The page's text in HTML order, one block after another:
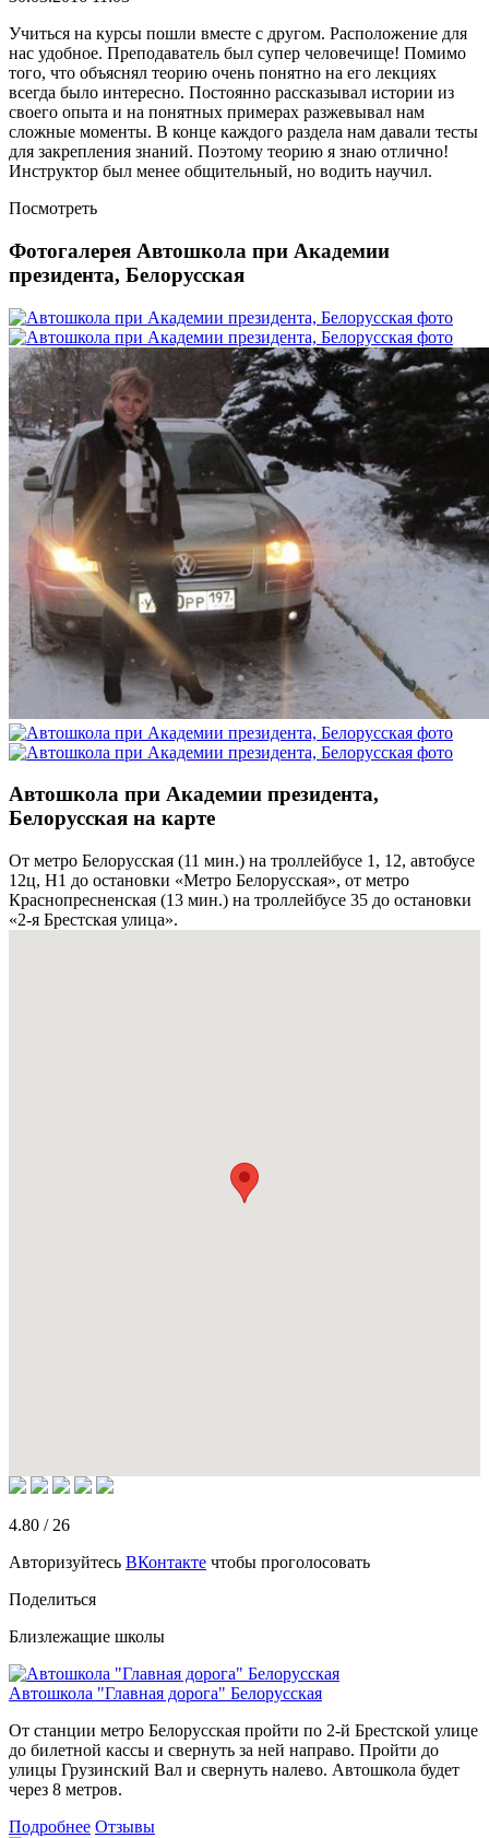
Учиться на курсы пошли вместе с другом. Расположение для
нас удобное. Преподаватель был супер человечище! Помимо
того, что объяснял теорию очень понятно на его лекциях
всегда было интересно. Постоянно рассказывал истории из
своего опыта и на понятных примерах разжевывал нам
сложные моменты. В конце каждого раздела нам давали тесты
для закрепления знаний. Поэтому теорию я знаю отлично!
Инструктор был менее общительный, но водить научил.
Посмотреть
Фотогалерея Автошкола при Академии
президента, Белорусская
Автошкола при Академии президента,
Белорусская на карте
От метро Белорусская (11 мин.) на троллейбусе 1, 12, автобусе
12ц, Н1 до остановки «Метро Белорусская», от метро
Краснопресненская (13 мин.) на троллейбусе 35 до остановки
«2-я Брестская улица».
4.80 / 26
Авторизуйтесь ВКонтакте чтобы проголосовать
Поделиться
Близлежащие школы
Автошкола "Главная дорога" Белорусская
От станции метро Белорусская пройти по 2-й Брестской улице
до билетной кассы и свернуть за ней направо. Пройти до
улицы Грузинский Вал и свернуть налево. Автошкола будет
через 8 метров.
Подробнее Отзывы